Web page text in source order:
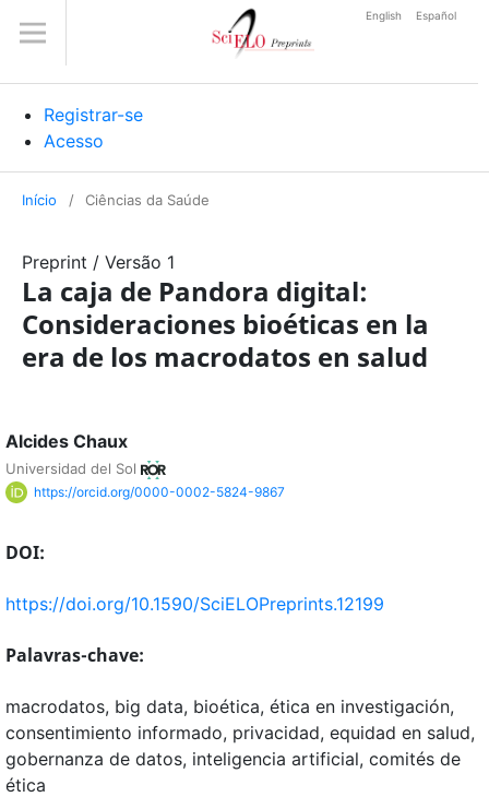
Registrar-se
Acesso
English Español
Início / Ciências da Saúde
Preprint / Versão 1
La caja de Pandora digital:
Consideraciones bioéticas en la
era de los macrodatos en salud
Alcides Chaux
Universidad del Sol
https://orcid.org/0000-0002-5824-9867
DOI:
https://doi.org/10.1590/SciELOPreprints.12199
Palavras-chave:
macrodatos, big data, bioética, ética en investigación,
consentimiento informado, privacidad, equidad en salud,
gobernanza de datos, inteligencia artificial, comités de
ética